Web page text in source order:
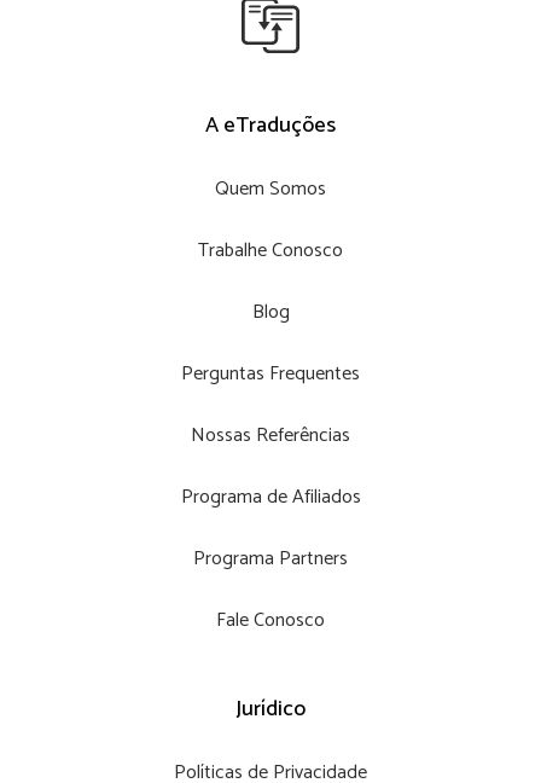
A eTraduções
Quem Somos
Trabalhe Conosco
Blog
Perguntas Frequentes
Nossas Referências
Programa de Afiliados
Programa Partners
Fale Conosco
Jurídico
Políticas de Privacidade